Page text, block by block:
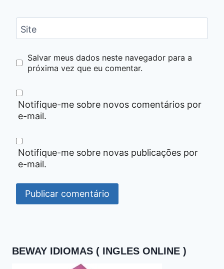
Site
Salvar meus dados neste navegador para a
próxima vez que eu comentar.
Notifique-me sobre novos comentários por
e-mail.
Notifique-me sobre novas publicações por
e-mail.
BEWAY IDIOMAS ( INGLES ONLINE )